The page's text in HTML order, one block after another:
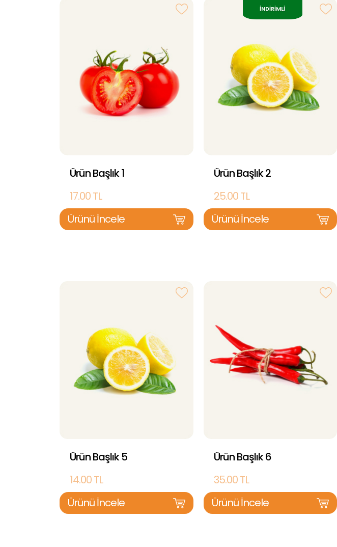
Ürün Başlık 1
17.00 TL
Ürünü İncele
İNDİRİMLİ
Ürün Başlık 2
25.00 TL
Ürünü İncele
Ürün Başlık 5
14.00 TL
Ürünü İncele
Ürün Başlık 6
35.00 TL
Ürünü İncele